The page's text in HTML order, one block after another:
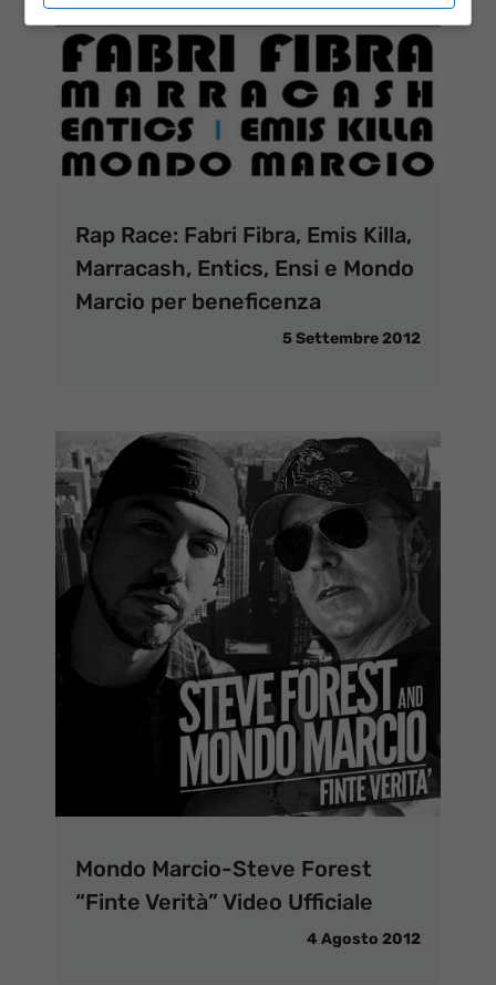
Rap Race: Fabri Fibra, Emis Killa,
Marracash, Entics, Ensi e Mondo
Marcio per beneficenza
5 Settembre 2012
Mondo Marcio-Steve Forest
“Finte Verità” Video Ufficiale
4 Agosto 2012